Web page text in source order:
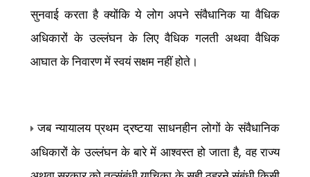
सुनवाई करता है क्योंकि ये लोग अपने संवैधानिक या वैधिक
अधिकारों के उल्लंघन के लिए वैधिक गलती अथवा वैधिक
आघात के निवारण में स्वयं सक्षम नहीं होते।
जब न्यायालय प्रथम द्रष्टया साधनहीन लोगों के संवैधानिक
अधिकारों के उल्लंघन के बारे में आश्वस्त हो जाता है,वह राज्य